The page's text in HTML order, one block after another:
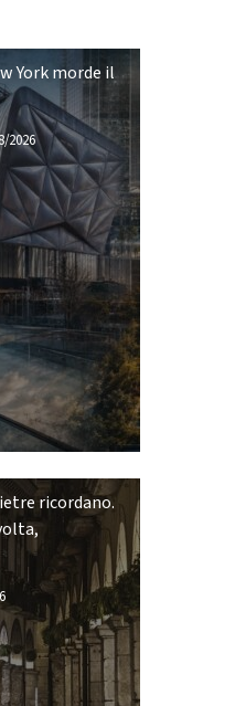
York morde il
2026
ricordano.